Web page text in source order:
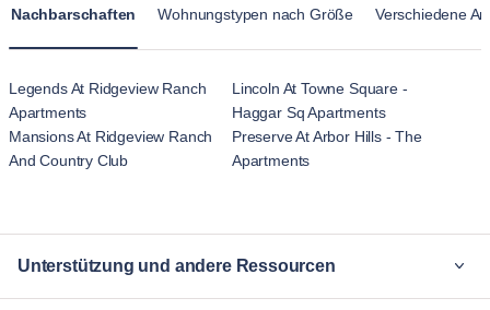
vorübergehende Atmosphäre von Hotelunterkünften.
Nachbarschaften Wohnungstypen nach Größe Verschiedene
Legends At Ridgeview Ranch
Apartments
Lincoln At Towne Square -
Haggar Sq Apartments
Mansions At Ridgeview Ranch
And Country Club
Preserve At Arbor Hills - The
Apartments
Unterstützung und andere Ressourcen